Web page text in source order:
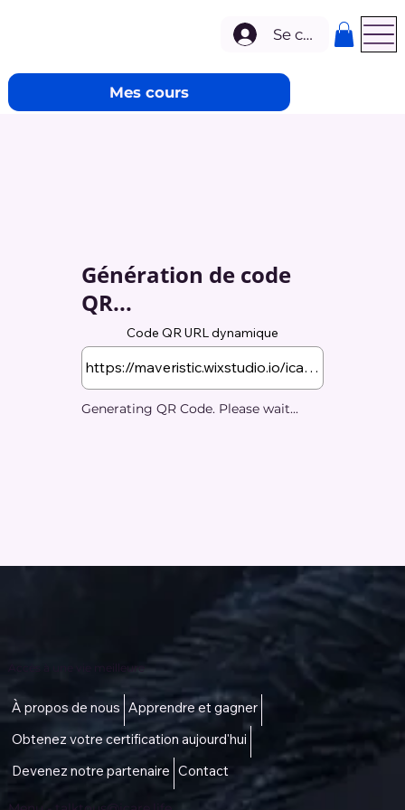
Mes cours
Se connecter
Génération de code
QR...
Code QR URL dynamique
Generating QR Code. Please wait...
Accès à une vie meilleure
À propos de nous Apprendre et gagner
Obtenez votre certification aujourd'hui
Devenez notre partenaire Contact